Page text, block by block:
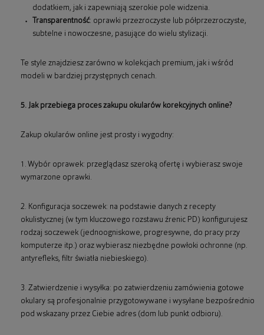
dodatkiem, jak i zapewniają szerokie pole widzenia.
Transparentność: oprawki przezroczyste lub półprzezroczyste,
subtelne i nowoczesne, pasujące do wielu stylizacji.
Te style znajdziesz zarówno w kolekcjach premium, jak i wśród
modeli w bardziej przystępnych cenach.
5. Jak przebiega proces zakupu okularów korekcyjnych online?
Zakup okularów online jest prosty i wygodny:
1. Wybór oprawek: przeglądasz szeroką ofertę i wybierasz swoje
wymarzone oprawki.
2. Konfiguracja soczewek: na podstawie danych z recepty
okulistycznej (w tym kluczowego rozstawu źrenic PD) konfigurujesz
rodzaj soczewek (jednoogniskowe, progresywne, do pracy przy
komputerze itp.) oraz wybierasz niezbędne powłoki ochronne (np.
antyrefleks, filtr światła niebieskiego).
3. Zatwierdzenie i wysyłka: po zatwierdzeniu zamówienia gotowe
okulary są profesjonalnie przygotowywane i wysyłane bezpośrednio
pod wskazany przez Ciebie adres (dom lub punkt odbioru).